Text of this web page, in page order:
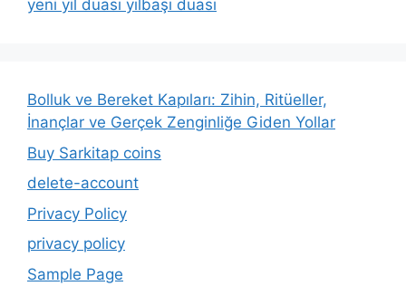
yeni yil duası yılbaşı duası
Bolluk ve Bereket Kapıları: Zihin, Ritüeller,
İnançlar ve Gerçek Zenginliğe Giden Yollar
Buy Sarkitap coins
delete-account
Privacy Policy
privacy policy
Sample Page